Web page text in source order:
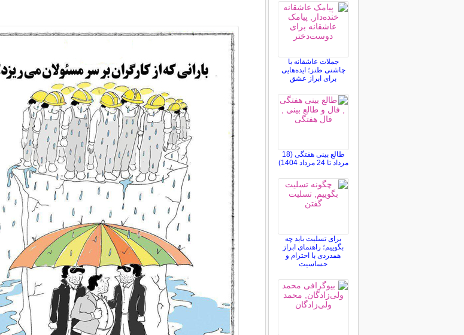
جملات عاشقانه با
چاشنی طنز؛ ایده‌هایی
برای ابراز عشق
طالع بینی هفتگی (18
مرداد تا 24 مرداد 1404)
برای تسلیت باید چه
بگوییم؛ راهنمای ابراز
همدردی با احترام و
حساسیت